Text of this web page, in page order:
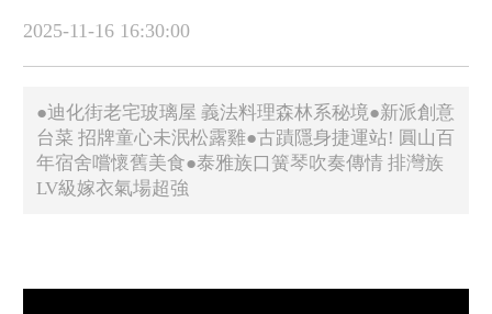
2025-11-16 16:30:00
●迪化街老宅玻璃屋 義法料理森林系秘境●新派創意
台菜 招牌童心未泯松露雞●古蹟隱身捷運站! 圓山百
年宿舍嚐懷舊美食●泰雅族口簧琴吹奏傳情 排灣族
LV級嫁衣氣場超強